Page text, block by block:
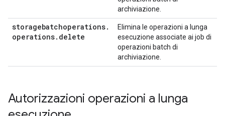
archiviazione.
storagebatchoperations.
operations. delete
Elimina le operazioni a lunga
esecuzione associate ai job di
operazioni batch di
archiviazione.
Autorizzazioni operazioni a lunga